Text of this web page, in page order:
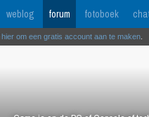
weblog forum fotoboek
hier om een gratis account aan te maken